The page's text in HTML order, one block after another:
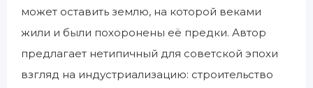
может оставить землю, на которой веками
жили и были похоронены её предки. Автор
предлагает нетипичный для советской эпохи
взгляд на индустриализацию: строительство